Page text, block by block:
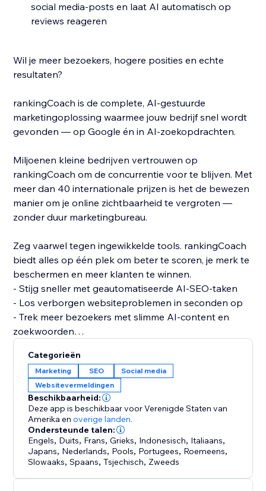
social media-posts en laat AI automatisch op
reviews reageren
Wil je meer bezoekers, hogere posities en echte
resultaten?
rankingCoach is de complete, AI-gestuurde
marketingoplossing waarmee jouw bedrijf snel wordt
gevonden — op Google én in AI-zoekopdrachten.
Miljoenen kleine bedrijven vertrouwen op
rankingCoach om de concurrentie voor te blijven. Met
meer dan 40 internationale prijzen is het de bewezen
manier om je online zichtbaarheid te vergroten —
zonder duur marketingbureau.
Zeg vaarwel tegen ingewikkelde tools. rankingCoach
biedt alles op één plek om beter te scoren, je merk te
beschermen en meer klanten te winnen.
- Stijg sneller met geautomatiseerde AI-SEO-taken
- Los verborgen websiteproblemen in seconden op
- Trek meer bezoekers met slimme AI-content en
zoekwoorden
reviews en vermeldingen
- Verschijn direct op Google, Facebook & 30+
platforms
- Converteer beter met AI-gestuurde posts
- Bespaar tijd met automatische review-antwoorden
- Volg je succes met duidelijke, bruikbare rapporten
Maak je bedrijf vandaag nog zichtbaar — klanten
zoeken al naar jou!
Categorieën
Marketing SEO
Social media
Websitevermeldingen
Beschikbaarheid:
Deze app is beschikbaar voor Verenigde Staten van
Amerika en overige landen.
Ondersteunde talen:
Engels, Duits, Frans,Grieks, Indonesisch, Italiaans,
Japans, Nederlands, Pools, Portugees, Roemeens,
Slowaaks,Spaans,Tsjechisch, Zweeds